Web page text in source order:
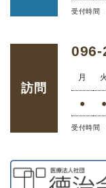
受付時間
訪問
096-
月 火
● ●
受付時間